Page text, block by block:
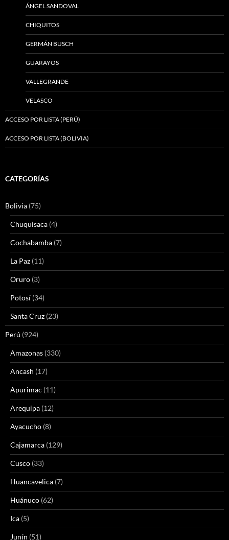
ÁNGEL SANDOVAL
CHIQUITOS
GERMÁN BUSCH
GUARAYOS
VALLEGRANDE
VELASCO
ACCESO POR LISTA (PERÚ)
ACCESO POR LISTA (BOLIVIA)
CATEGORÍAS
Bolivia (75)
Chuquisaca (4)
Cochabamba (7)
La Paz (11)
Oruro (3)
Potosí (34)
Santa Cruz (23)
Perú (924)
Amazonas (330)
Ancash (17)
Apurimac (11)
Arequipa (12)
Ayacucho (8)
Cajamarca (129)
Cusco (33)
Huancavelica (7)
Huánuco (62)
Ica (5)
Junín (51)